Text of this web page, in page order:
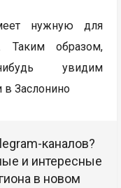
нужную для
Таким образом,
увидим
в Заслонино
каналов?
и интересные
в новом